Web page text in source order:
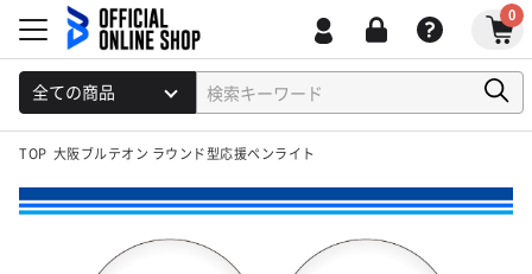
0
TOP 大阪ブルテオン ラウンド型応援ペンライト